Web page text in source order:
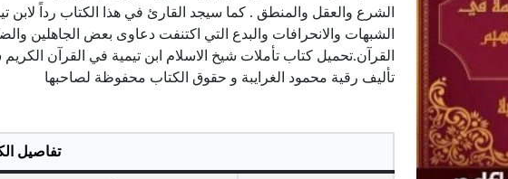
الشرع والعقل والمنطق . كما سيجد القارئ في هذا الكتاب رداً
الشبهات والانحرافات والبدع التي اكتنفت دعاوى بعض الجاهلين
تأليف رقية محمود الغرايبة و حقوق الكتاب محفوظة لصاحبها
تفاصيل